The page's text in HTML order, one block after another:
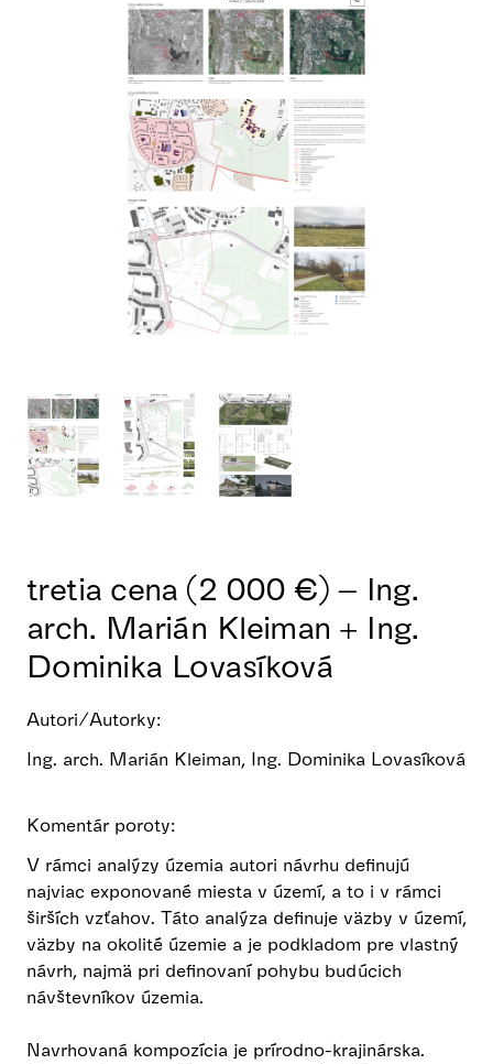
tretia cena (2 000 €) – Ing.
arch. Marián Kleiman + Ing.
Dominika Lovasíková
Autori/Autorky:
Ing. arch. Marián Kleiman, Ing. Dominika Lovasíková
Komentár poroty:
V rámci analýzy územia autori návrhu definujú
najviac exponované miesta v území, a to i v rámci
širších vzťahov. Táto analýza definuje väzby v území,
väzby na okolité územie a je podkladom pre vlastný
návrh, najmä pri definovaní pohybu budúcich
návštevníkov územia.
Navrhovaná kompozícia je prírodno-krajinárska.